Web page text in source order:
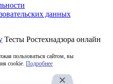
данных
Тесты Ростехнадзора онлайн
пользоваться сайтом, вы
cookie. Подробнее